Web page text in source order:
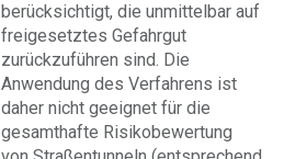
berücksichtigt, die unmittelbar auf
freigesetztes Gefahrgut
zurückzuführen sind. Die
Anwendung des Verfahrens ist
daher nicht geeignet für die
gesamthafte Risikobewertung